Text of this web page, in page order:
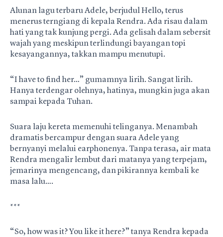
Alunan lagu terbaru Adele, berjudul Hello, terus
menerus terngiang di kepala Rendra. Ada risau dalam
hati yang tak kunjung pergi. Ada gelisah dalam sebersit
wajah yang meskipun terlindungi bayangan topi
kesayangannya, takkan mampu menutupi.
“I have to find her…” gumamnya lirih. Sangat lirih.
Hanya terdengar olehnya, hatinya, mungkin juga akan
sampai kepada Tuhan.
Suara laju kereta memenuhi telinganya. Menambah
dramatis bercampur dengan suara Adele yang
bernyanyi melalui earphonenya. Tanpa terasa, air mata
Rendra mengalir lembut dari matanya yang terpejam,
jemarinya mengencang, dan pikirannya kembali ke
masa lalu….
***
“So, how was it? You like it here?” tanya Rendra kepada